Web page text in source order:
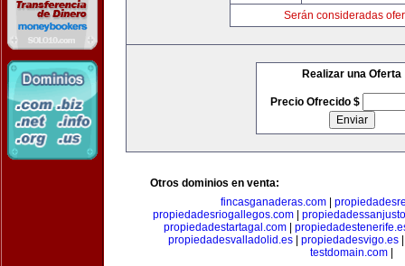
Serán consideradas
Realizar una Oferta
Precio Ofrecido $
Otros dominios en venta:
fincasganaderas.com|
propiedadesriogallegos.com|
propiedadestartagal.com|
propiedadesvalladolid.es
propiedadesvigo.es
testdomain.com